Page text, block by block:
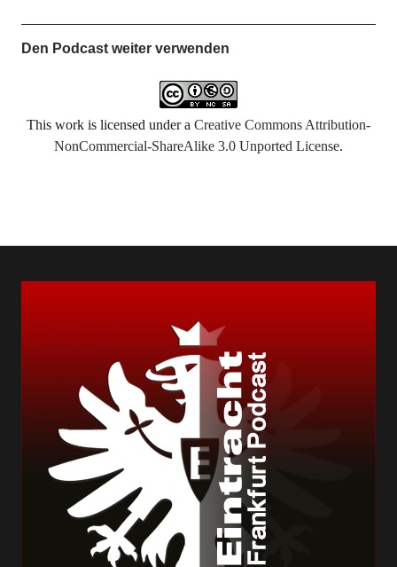
Den Podcast weiter verwenden
This work is licensed under a Creative Commons Attribution-
NonCommercial-ShareAlike 3.0 Unported License.